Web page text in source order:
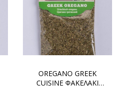
OREGANO GREEK
CUISINE ΦΑΚΕΛΑΚΙ